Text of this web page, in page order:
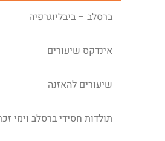
ברסלב – ביבליוגרפיה
אינדקס שיעורים
שיעורים להאזנה
תולדות חסידי ברסלב וימי